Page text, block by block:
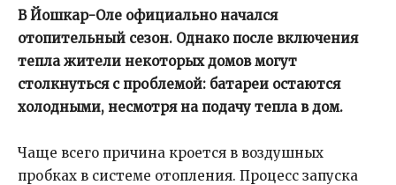
В Йошкар-Оле официально начался
отопительный сезон. Однако после включения
тепла жители некоторых домов могут
столкнуться с проблемой: батареи остаются
холодными, несмотря на подачу тепла в дом.
Чаще всего причина кроется в воздушных
пробках в системе отопления. Процесс запуска